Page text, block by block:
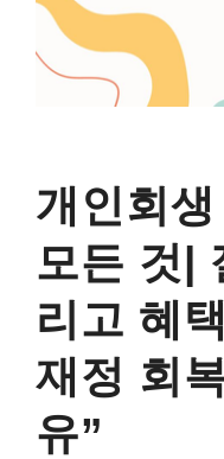
개인회
모든 것|
리고 혜
재정 회
유”